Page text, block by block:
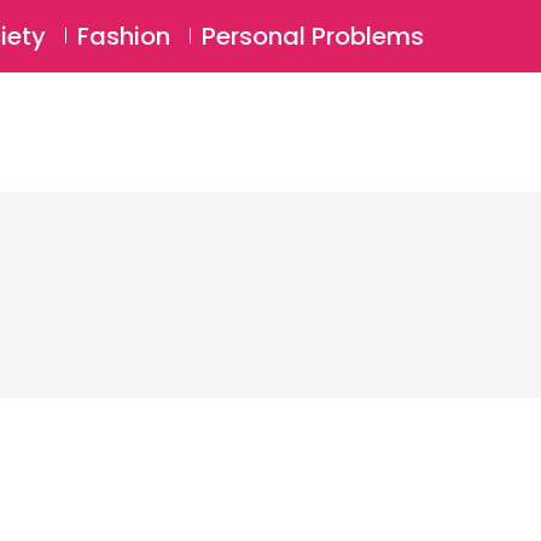
Login ⚲
Fashion Personal Problems